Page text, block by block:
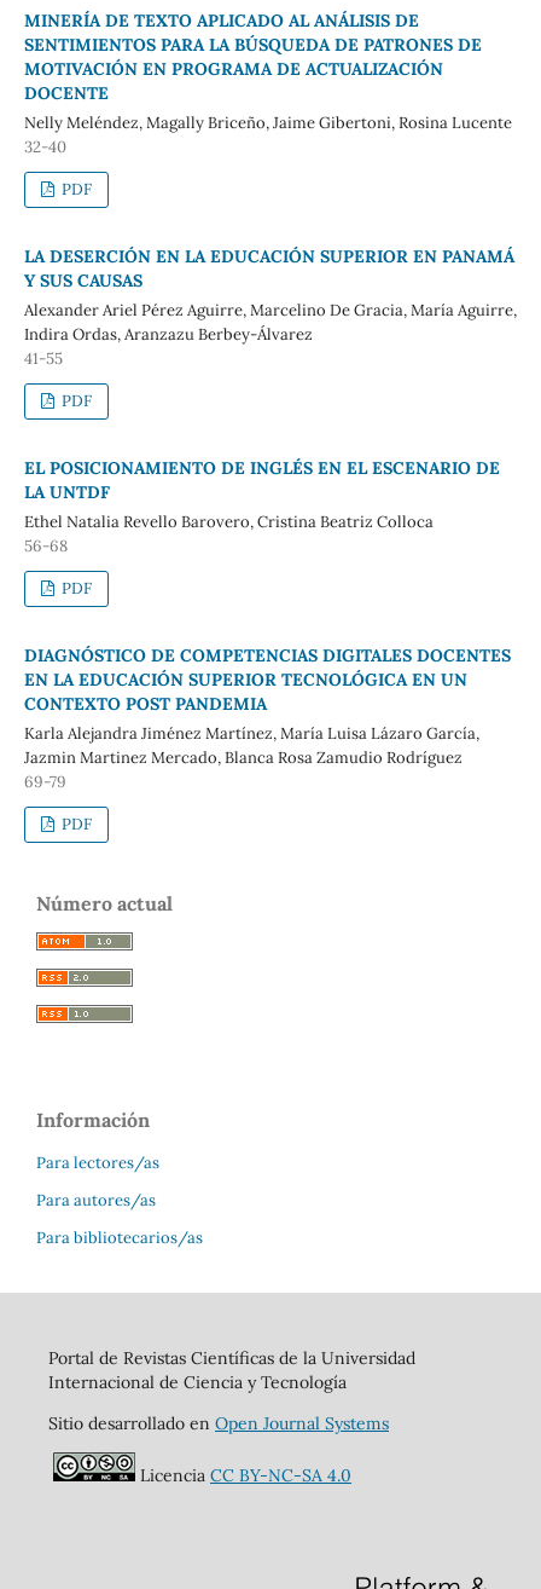
MINERÍA DE TEXTO APLICADO AL ANÁLISIS DE
SENTIMIENTOS PARA LA BÚSQUEDA DE PATRONES DE
MOTIVACIÓN EN PROGRAMA DE ACTUALIZACIÓN
DOCENTE
Nelly Meléndez, Magally Briceño, Jaime Gibertoni, Rosina Lucente
32-40
PDF
LA DESERCIÓN EN LA EDUCACIÓN SUPERIOR EN PANAMÁ
Y SUS CAUSAS
Alexander Ariel Pérez Aguirre, Marcelino De Gracia, María Aguirre,
Indira Ordas, Aranzazu Berbey-Álvarez
41-55
PDF
EL POSICIONAMIENTO DE INGLÉS EN EL ESCENARIO DE
LA UNTDF
Ethel Natalia Revello Barovero, Cristina Beatriz Colloca
56-68
PDF
DIAGNÓSTICO DE COMPETENCIAS DIGITALES DOCENTES
EN LA EDUCACIÓN SUPERIOR TECNOLÓGICA EN UN
CONTEXTO POST PANDEMIA
Karla Alejandra Jiménez Martínez, María Luisa Lázaro García,
Jazmin Martinez Mercado, Blanca Rosa Zamudio Rodríguez
69-79
PDF
Número actual
Información
Para lectores/as
Para autores/as
Para bibliotecarios/as
Portal de Revistas Científicas de la Universidad
Internacional de Ciencia y Tecnología
Sitio desarrollado en Open Journal Systems
Licencia CC BY-NC-SA 4.0